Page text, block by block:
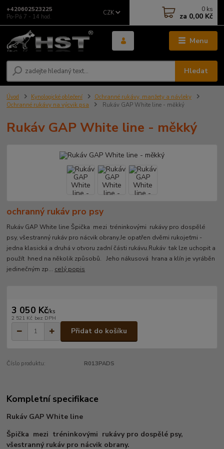
Menu
CZK
Hledat
+420602523225
Po-Pá 7 - 14 hod.
0 ks
za 0,00 Kč
Úvod Kynologické oblečení
Ochranné rukávy, manžety a návleky
Ochranné rukávy na výcvik psa
Rukáv GAP White line - měkký
Rukáv GAP White line - měkký
ochranný rukáv pro psy
Rukáv GAP White line Špička mezi tréninkovými rukávy pro dospělé
psy, všestranný rukáv pro nácvik obrany.Je opatřen dvěmi rukojeťmi -
jedna klasická a druhá v otvoru zadní části rukávu.Rukáv tak lze uchopit a
použít hned na několik způsobů. Jeho nákusová hrana a klín je vyráběn
jedinečným zp... celý popis
3 050 Kč/ks
2 521 Kč bez DPH
Přidat do košíku
Číslo produktu: R013PADS
Kompletní specifikace
Rukáv GAP White line
Špička mezi tréninkovými rukávy pro dospělé psy,
všestranný rukáv pro nácvik obrany.